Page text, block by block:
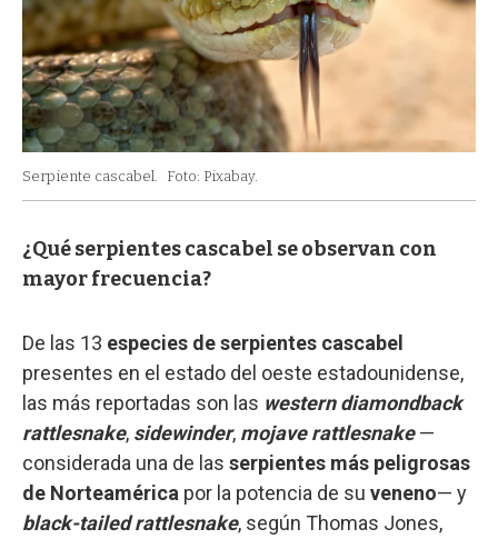
Serpiente cascabel. Foto: Pixabay.
¿Qué serpientes cascabel se observan con
mayor frecuencia?
De las 13 especies de serpientes cascabel
presentes en el estado del oeste estadounidense,
las más reportadas son las western diamondback
rattlesnake, sidewinder, mojave rattlesnake—
considerada una de las serpientes más peligrosas
de Norteamérica por la potencia de su veneno— y
black-tailed rattlesnake, según Thomas Jones,